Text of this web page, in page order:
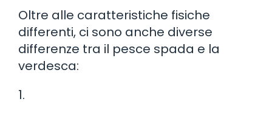
Oltre alle caratteristiche fisiche
differenti, ci sono anche diverse
differenze tra il pesce spada e la
verdesca:
1.